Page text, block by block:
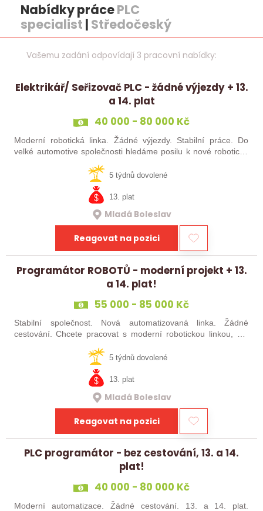
Nabídky prácePLC
specialist | Středočeský
Vašemu zadání odpovídají 3 pracovní nabídky:
Elektrikář/ Seřizovač PLC - žádné výjezdy + 13.
a 14. plat
40 000 - 80 000 Kč
Moderní robotická linka. Žádné výjezdy. Stabilní práce. Do
velké automotive společnosti hledáme posilu k nové robotické
lince. Hledáme šikovného elektrikáře nebo seřizovače, kterého
5 týdnů dovolené
13. plat
Mladá Boleslav
Reagovat na pozici
Programátor ROBOTŮ - moderní projekt + 13.
a 14. plat!
55 000 - 85 000 Kč
Stabilní společnost. Nová automatizovaná linka. Žádné
cestování. Chcete pracovat s moderní robotickou linkou, ale
šikovné absolventy…
5 týdnů dovolené
13. plat
Mladá Boleslav
Reagovat na pozici
PLC programátor - bez cestování, 13. a 14.
plat!
40 000 - 80 000 Kč
Moderní automatizace. Žádné cestování. 13. a 14. plat.